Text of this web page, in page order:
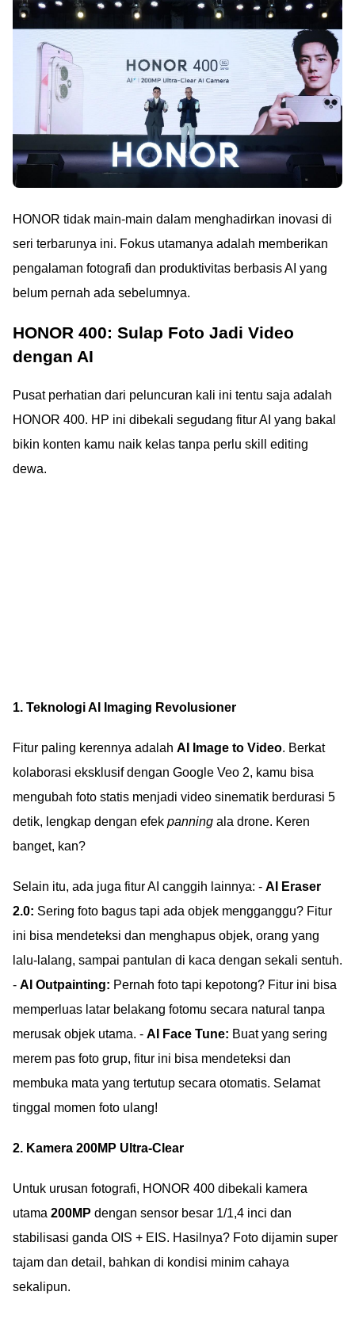
HONOR tidak main-main dalam menghadirkan inovasi di
seri terbarunya ini. Fokus utamanya adalah memberikan
pengalaman fotografi dan produktivitas berbasis AI yang
belum pernah ada sebelumnya.
HONOR 400: Sulap Foto Jadi Video
dengan AI
Pusat perhatian dari peluncuran kali ini tentu saja adalah
HONOR 400. HP ini dibekali segudang fitur AI yang bakal
bikin konten kamu naik kelas tanpa perlu skill editing
dewa.
1. Teknologi AI Imaging Revolusioner
Fitur paling kerennya adalah AI Image to Video. Berkat
kolaborasi eksklusif dengan Google Veo 2, kamu bisa
mengubah foto statis menjadi video sinematik berdurasi 5
detik, lengkap dengan efek panning ala drone. Keren
banget, kan?
Selain itu, ada juga fitur AI canggih lainnya: - AI Eraser
2.0: Sering foto bagus tapi ada objek mengganggu? Fitur
ini bisa mendeteksi dan menghapus objek, orang yang
lalu-lalang, sampai pantulan di kaca dengan sekali sentuh.
- AI Outpainting: Pernah foto tapi kepotong? Fitur ini bisa
memperluas latar belakang fotomu secara natural tanpa
merusak objek utama. - AI Face Tune: Buat yang sering
merem pas foto grup, fitur ini bisa mendeteksi dan
membuka mata yang tertutup secara otomatis. Selamat
tinggal momen foto ulang!
2. Kamera 200MP Ultra-Clear
Untuk urusan fotografi, HONOR 400 dibekali kamera
utama 200MP dengan sensor besar 1/1,4 inci dan
stabilisasi ganda OIS + EIS. Hasilnya? Foto dijamin super
tajam dan detail, bahkan di kondisi minim cahaya
sekalipun.